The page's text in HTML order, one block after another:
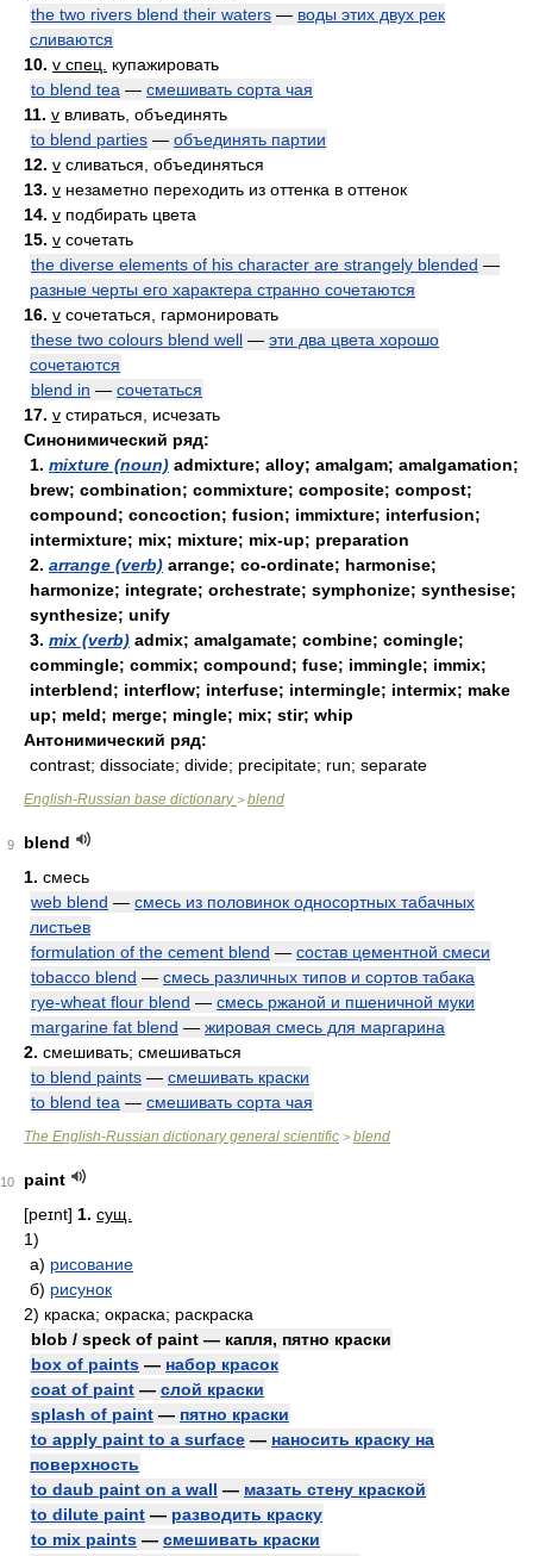
the two rivers blend their waters — воды этих двух рек
сливаются
10. v спец.
купажировать
to blend tea — смешивать сорта чая
11. v вливать, объединять
to blend parties — объединять партии
12. v сливаться, объединяться
13. v незаметно переходить из оттенка в оттенок
14. v подбирать цвета
15. v сочетать
the diverse elements of his character are strangely blended —
разные черты его характера странно сочетаются
16. v сочетаться, гармонировать
these two colours blend well — эти два цвета хорошо
сочетаются
blend in — сочетаться
17. v стираться, исчезать
Синонимический ряд:
1. mixture (noun) admixture; alloy; amalgam; amalgamation;
brew; combination; commixture; composite; compost;
compound; concoction; fusion; immixture; interfusion;
intermixture; mix; mixture; mix-up; preparation
2. arrange (verb) arrange; co-ordinate; harmonise;
harmonize; integrate; orchestrate; symphonize; synthesise;
synthesize; unify
3. mix (verb) admix; amalgamate; combine; comingle;
commingle; commix; compound; fuse; immingle; immix;
interblend; interflow; interfuse; intermingle; intermix; make
up; meld; merge; mingle; mix; stir; whip
Антонимический ряд:
contrast; dissociate; divide; precipitate; run; separate
English-Russian base dictionary> blend
9
blend
1. смесь
web blend — смесь из половинок односортных табачных
листьев
formulation of the cement blend — состав цементной смеси
tobacco blend — смесь различных типов и сортов табака
rye-wheat flour blend — смесь ржаной и пшеничной муки
margarine fat blend — жировая смесь для маргарина
2. смешивать; смешиваться
to blend paints — смешивать краски
to blend tea — смешивать сорта чая
The English-Russian dictionary general scientific > blend
10
paint
[peɪnt] 1. сущ.
1)
а) рисование
б) рисунок
2) краска; окраска; раскраска
blob / speck of paint — капля, пятно краски
box of paints — набор красок
coat of paint — слой краски
splash of paint — пятно краски
to apply paint to a surface — наносить краску на
поверхность
to daub paint on a wall — мазать стену краской
to dilute paint — разводить краску
to mix paints — смешивать краски